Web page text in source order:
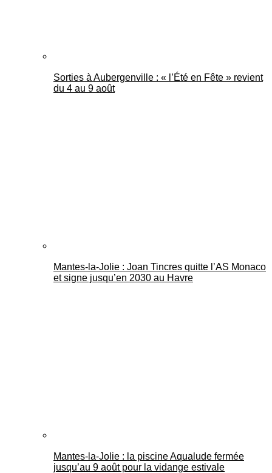
Sorties à Aubergenville : « l’Été en Fête » revient
du 4 au 9 août
Mantes-la-Jolie : Joan Tincres quitte l’AS Monaco
et signe jusqu’en 2030 au Havre
Mantes-la-Jolie : la piscine Aqualude fermée
jusqu’au 9 août pour la vidange estivale